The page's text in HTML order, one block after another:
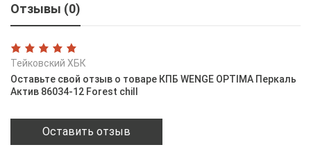
Отзывы (0)
Тейковский ХБК
Оставьте свой отзыв о товаре КПБ WENGE OPTIMA Перкаль
Актив 86034-12 Forest chill
Оставить отзыв